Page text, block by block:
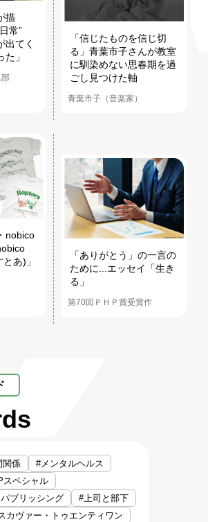
描
常”
出てく
」
部
「信じたものを信じ切
る」青葉市子さんが教室
に馴染めない思春期を過
ごし見つけた軸
青葉市子（音楽家）
nobico
あ)」
「ありがとう」の一言の
ために...エッセイ「生き
る」
第70回ＰＨＰ賞受賞作
関係
#メンタルヘルス
スペシャル
ブリッシング
#上司と部下
カヴァー・トゥエンティワン